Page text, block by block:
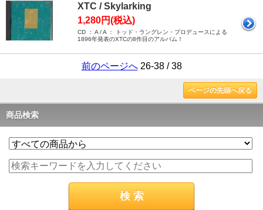
XTC / Skylarking
1,280円(税込)
CD ： A / A ： トッド・ラングレン・プロデュースによる
1896年発表のXTCの8作目のアルバム！
前のページへ26-38 / 38
ページの先頭へ戻る
商品検索